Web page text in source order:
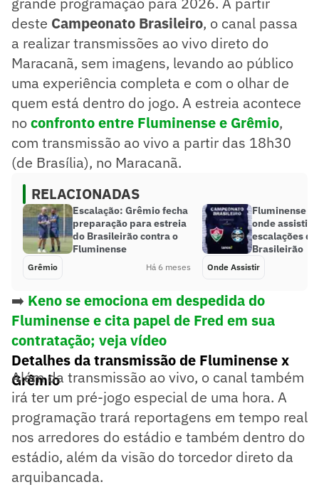
deste Campeonato Brasileiro, o canal passa
a realizar transmissões ao vivo direto do
Maracanã, sem imagens, levando ao público
uma experiência completa e com o olhar de
quem está dentro do jogo. A estreia acontece
noconfronto entre Fluminense e Grêmio,
com transmissão ao vivo a partir das 18h30
(de Brasília), no Maracanã.
RELACIONADAS
Escalação: Grêmio fecha
preparação para estreia
do Brasileirão contra o
Fluminense
Grêmio Há 6 meses
Fluminense x
onde assistir
escalações
Brasileirão
Onde Assistir
➡️ Keno se emociona em despedida do
Fluminense e cita papel de Fred em sua
contratação; veja vídeo
Detalhes da transmissão de Fluminense x
Grêmio
Além da transmissão ao vivo, o canal também
irá ter um pré-jogo especial de uma hora. A
programação trará reportagens em tempo real
nos arredores do estádio e também dentro do
estádio, além da visão do torcedor direto da
arquibancada.